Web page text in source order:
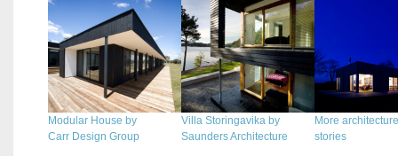
Modular House by
Carr Design Group
Villa Storingavika by
Saunders Architecture
More architecture
stories